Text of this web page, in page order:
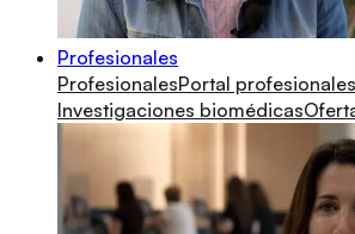
Profesionales
ProfesionalesPortal profesionales
Investigaciones biomédicas